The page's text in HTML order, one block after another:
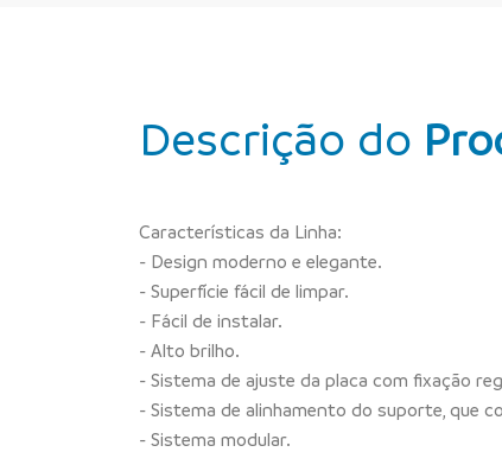
Descrição do
Características da Linha:
- Design moderno e elegante.
- Superfície fácil de limpar.
- Fácil de instalar.
- Alto brilho.
- Sistema de ajuste da placa com fixação
- Sistema de alinhamento do suporte, que
- Sistema modular.